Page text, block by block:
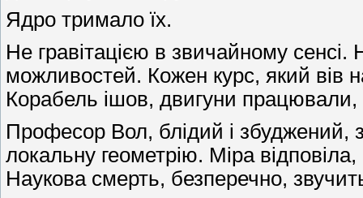
Ядро тримало їх.
Не гравітацією в звичайному
можливостей. Кожен курс, який вів
Корабель ішов, двигуни працювали,
Професор Вол, блідий і збуджений,
локальну геометрію. Міра
Наукова смерть, безперечно,